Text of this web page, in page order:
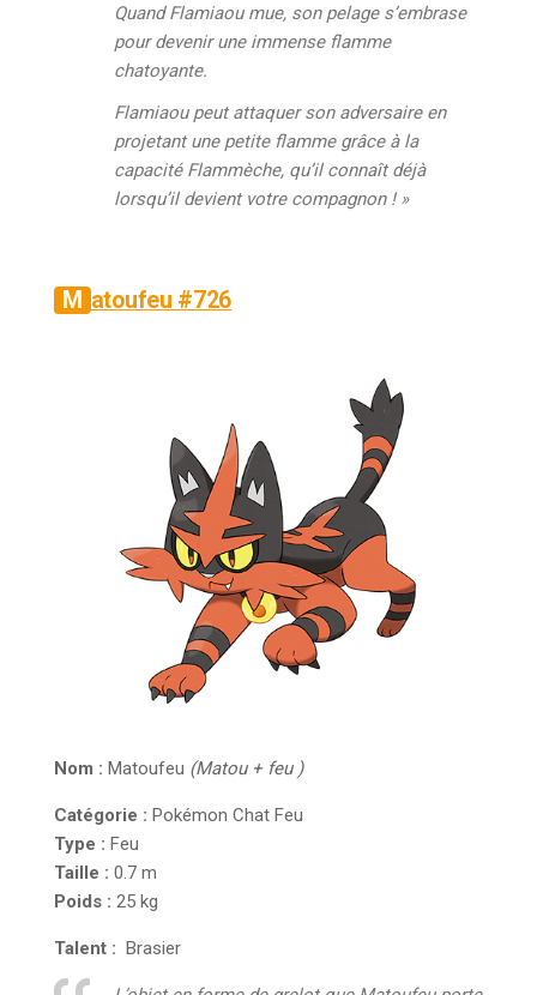
Quand Flamiaou mue, son pelage s’embrase
pour devenir une immense flamme
chatoyante.
Flamiaou peut attaquer son adversaire en
projetant une petite flamme grâce à la
capacité Flammèche, qu’il connaît déjà
lorsqu’il devient votre compagnon ! »
Matoufeu #726
Nom : Matoufeu (Matou + feu )
Catégorie : Pokémon Chat Feu
Type : Feu
Taille : 0.7 m
Poids : 25 kg
Talent : Brasier